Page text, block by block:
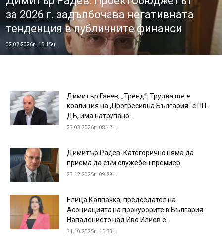
за 2026 г. задълбочава негативната
тенденция в публичните финанси
02.07.2026г. 15:15ч.
Димитър Ганев, „Тренд“: Трудна ще е
коалиция на „Прогресивна България“ с ПП-
ДБ, има натрупано...
23.03.2026г. 08:47ч.
Димитър Радев: Категорично няма да
приема да съм служебен премиер
23.12.2025г. 09:29ч.
Елица Калпачка, председател на
Асоциацията на прокурорите в България:
Нападението над Иво Илиев е...
31.10.2025г. 15:33ч.